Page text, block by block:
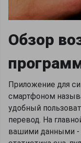
Обзор
Приложение для
смартфоном
удобный
перевод. На
вашими данными -